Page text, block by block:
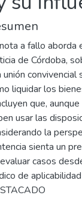
a fallo aborda
de Córdoba,
unión
liquidar los
que,
usar las
la
sienta un
casos
de